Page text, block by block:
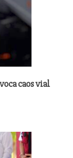
caos vial